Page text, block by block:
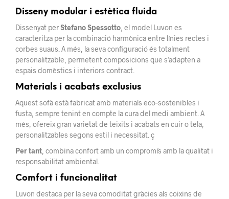
Disseny modular i estètica fluida
Dissenyat perStefano Spessotto , el model Luvon es
caracteritza per la combinació harmònica entre línies rectes i
corbes suaus. A més, la seva configuració és totalment
personalitzable, permetent composicions que s’adapten a
espais domèstics i interiors contract.
Materials i acabats exclusius
Aquest sofà està fabricat amb materials eco‑sostenibles i
fusta, sempre tenint en compte la cura del medi ambient. A
més, ofereix gran varietat de teixits i acabats en cuir o tela,
personalitzables segons estil i necessitat. ç
Per tant , combina confort amb un compromís amb la qualitat i
responsabilitat ambiental.
Comfort i funcionalitat
Luvon destaca per la seva comoditat gràcies als coixins de